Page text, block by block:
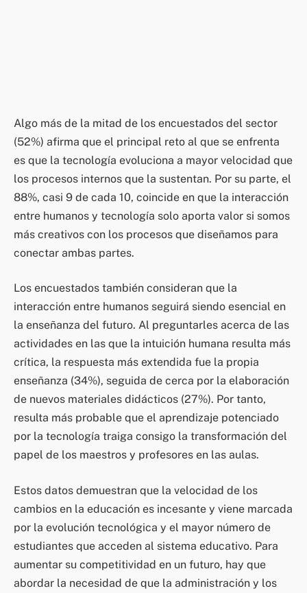
Algo más de la mitad de los encuestados del sector
(52%) afirma que el principal reto al que se enfrenta
es que la tecnología evoluciona a mayor velocidad que
los procesos internos que la sustentan. Por su parte, el
88%, casi 9 de cada 10, coincide en que la interacción
entre humanos y tecnología solo aporta valor si somos
más creativos con los procesos que diseñamos para
conectar ambas partes.
Los encuestados también consideran que la
interacción entre humanos seguirá siendo esencial en
la enseñanza del futuro. Al preguntarles acerca de las
actividades en las que la intuición humana resulta más
crítica, la respuesta más extendida fue la propia
enseñanza (34%), seguida de cerca por la elaboración
de nuevos materiales didácticos (27%). Por tanto,
resulta más probable que el aprendizaje potenciado
por la tecnología traiga consigo la transformación del
papel de los maestros y profesores en las aulas.
Estos datos demuestran que la velocidad de los
cambios en la educación es incesante y viene marcada
por la evolución tecnológica y el mayor número de
estudiantes que acceden al sistema educativo. Para
aumentar su competitividad en un futuro, hay que
abordar la necesidad de que la administración y los